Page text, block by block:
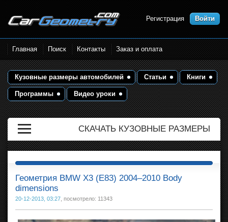
Размеры кузова автомобилей.
Контрольные точки и кузовные
размеры. Геометрия кузова
Регистрация Войти
Главная Поиск Контакты Заказ и оплата
Кузовные размеры автомобилей Статьи Книги
Программы Видео уроки
СКАЧАТЬ КУЗОВНЫЕ РАЗМЕРЫ
Геометрия BMW X3 (E83) 2004–2010 Body
dimensions
20-12-2013, 03:27 , посмотрело: 11343